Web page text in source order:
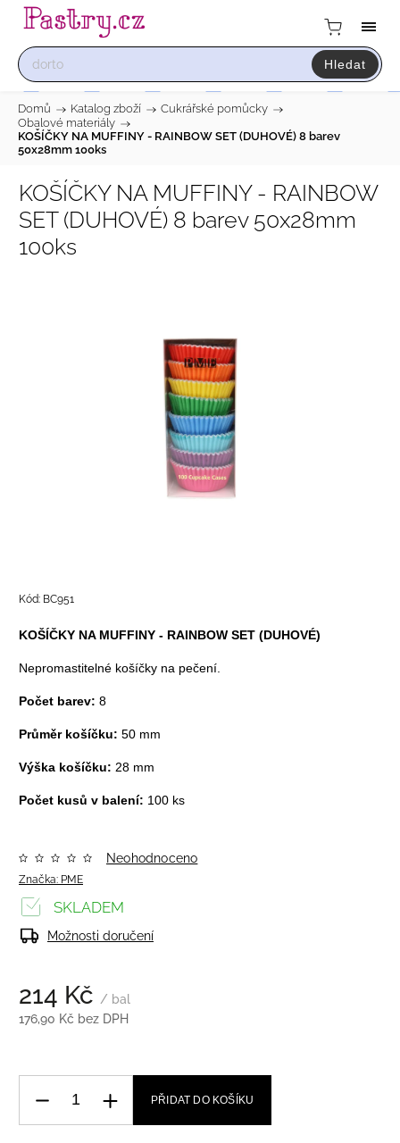
Hledat
Domů / Katalog zboží / Cukrářské pomůcky /
Obalové materiály /
KOŠÍČKY NA MUFFINY - RAINBOW SET (DUHOVÉ) 8 barev
50x28mm 100ks
KOŠÍČKY NA MUFFINY - RAINBOW
SET (DUHOVÉ) 8 barev 50x28mm
100ks
Kód: BC951
KOŠÍČKY NA MUFFINY - RAINBOW SET (DUHOVÉ)
Nepromastitelné košíčky na pečení.
Počet barev: 8
Průměr košíčku: 50 mm
Výška košíčku: 28 mm
Počet kusů v balení: 100 ks
Značka: PME
Neohodnoceno
214 Kč / bal
176,90 Kč bez DPH
SKLADEM
Možnosti doručení
PŘIDAT DO KOŠÍKU